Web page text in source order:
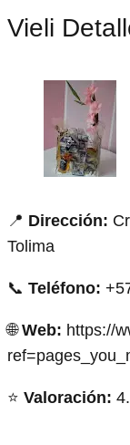
Vieli
📍 Dirección:
Tolima
📞 Teléfono:
🌐Web: https://
⭐ Valoración: